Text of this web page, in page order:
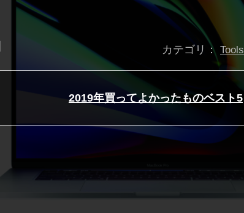
カテゴリ： Tools
2019年買ってよかったものベスト5